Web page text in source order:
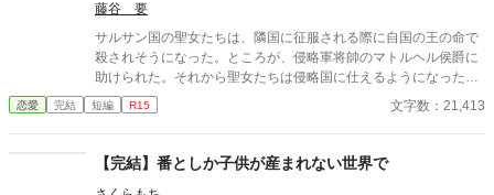
藤谷 要
サルサン国の聖女たちは、隣国に征服される際に自国の王の命で
殺されそうになった。ところが、侵略軍将帥のマトルヘル侯爵に
助けられた。それから聖女たちは侵略国に仕えるようになった
が、一か月後に筆頭聖女だったルミネラは命の恩人の侯爵へ嫁ぐ
ように国王から命じられる。 結婚披露宴では、陛下に側妃として
めて「陛下の手がつかなかったら一年後に妻にしてほしい」と頼
んでいた。しかも、侯爵はその手を振り払いもしない。 聖女は愛
恋愛 完結 短編 R15 文字数：21,413
【完結】番としか子供が産まれない世界で